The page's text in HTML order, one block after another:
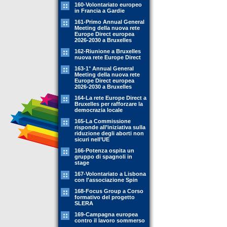
160-Volontariato europeo
in Francia a Gardie
161-Primo Annual General
Meeting della nuova rete
Europe Direct europea
2026-2030 a Bruxelles
162-Riunione a Bruxelles
nuova rete Europe Direct
163-1° Annual General
Meeting della nuova rete
Europe Direct europea
2026-2030 a Bruxelles
164-La rete Europe Direct a
Bruxelles per rafforzare la
democrazia locale
165-La Commissione
risponde all’iniziativa sulla
riduzione degli aborti non
sicuri nell’UE
166-Potenza ospita un
gruppo di spagnoli in
stage
167-Volontariato a Lisbona
con l'associazione Spin
168-Focus Group a Corso
formativo del progetto
SLERA
169-Campagna europea
contro il lavoro sommerso